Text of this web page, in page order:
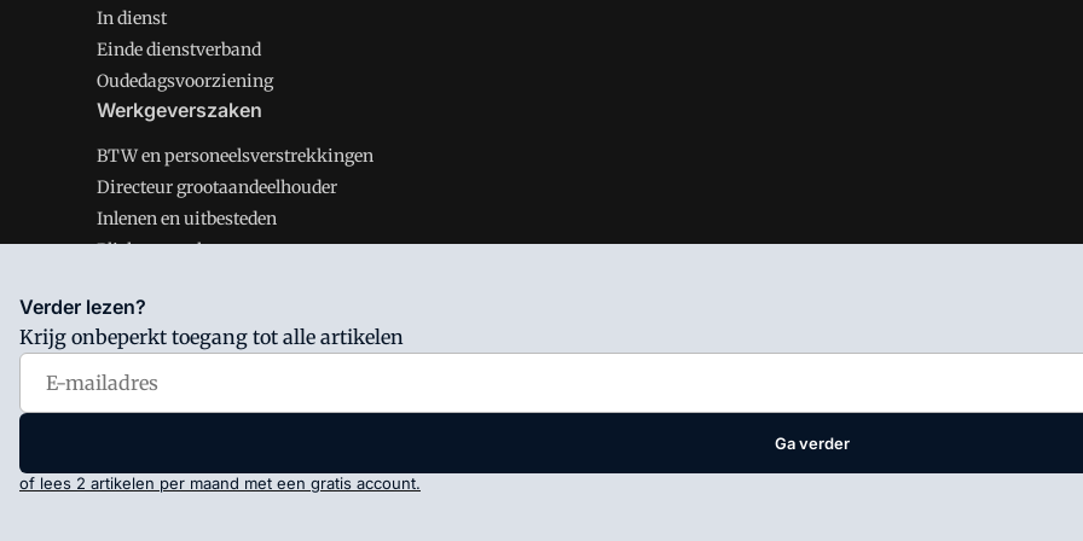
In dienst
Einde dienstverband
Oudedagsvoorziening
Werkgeverszaken
BTW en personeelsverstrekkingen
Directeur grootaandeelhouder
Inlenen en uitbesteden
Plichten werkgever
Salarisnet is onderdeel van VMN media. Lees inons manifestwaar VMN media voor staat. Op gebruik van deze site zijn de
Voorwaarden
Verder lezen?
Krijg onbeperkt toegang tot alle artikelen
Ga verder
of lees 2 artikelen per maand met een gratis account.